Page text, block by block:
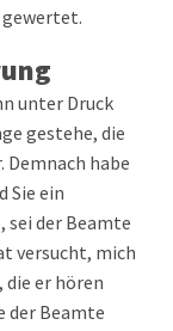
gewertet.
unter Druck
gestehe, die
Demnach habe
Sie ein
sei der Beamte
versucht, mich
die er hören
der Beamte